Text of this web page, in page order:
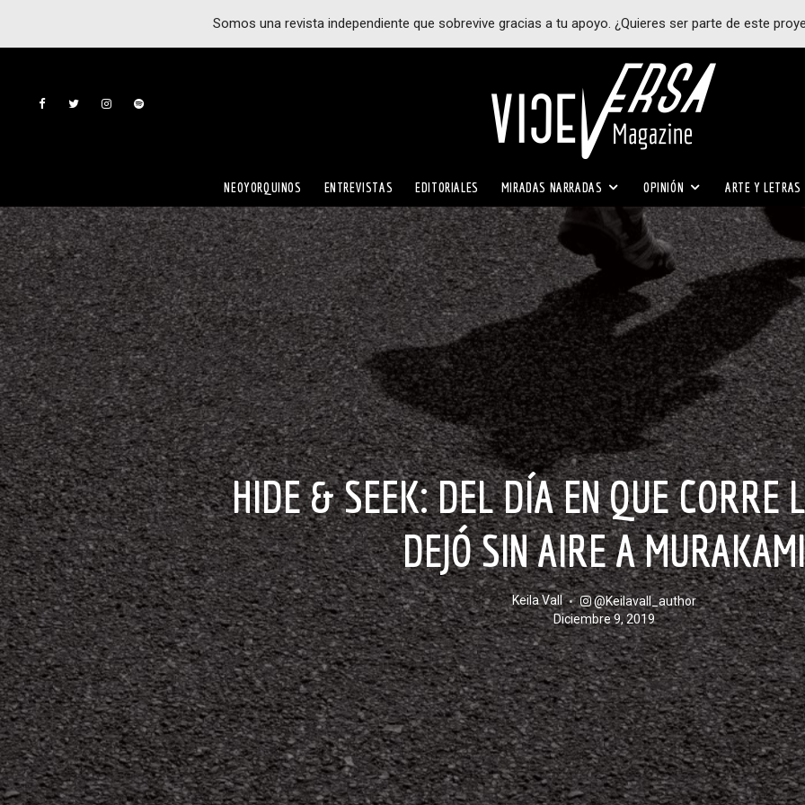
Somos una revista independiente que sobrevive gracias a tu apoyo. ¿Quieres ser parte de este
NEOYORQUINOS ENTREVISTAS EDITORIALES MIRADAS NARRADAS OPINIÓN ARTE Y LETRAS
HIDE & SEEK: DEL DÍA EN QUE CORRE LOLA CORRE
DEJÓ SIN AIRE A MURAKAMI
Keila Vall
@keilavall_author
diciembre 9, 2019